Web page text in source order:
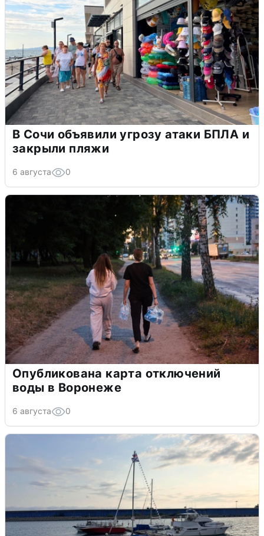
В Сочи объявили угрозу атаки БПЛА и
закрыли пляжи
6 августа 0
Опубликована карта отключений
воды в Воронеже
6 августа 0